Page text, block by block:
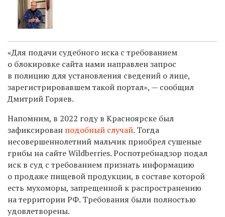
«Для подачи судебного иска с требованием
о блокировке сайта нами направлен запрос
в полицию для установления сведений о лице,
зарегистрировавшем такой портал», — сообщил
Дмитрий Горяев.
Напомним, в 2022 году в Красноярске был
зафиксирован подобный случай. Тогда
несовершеннолетний мальчик приобрел сушеные
грибы на сайтеWildberries.Роспотребнадзор подал
иск в суд с требованием признать информацию
о продаже пищевой продукции, в составе которой
есть мухоморы, запрещенной к распространению
на территории РФ. Требования были полностью
удовлетворены.